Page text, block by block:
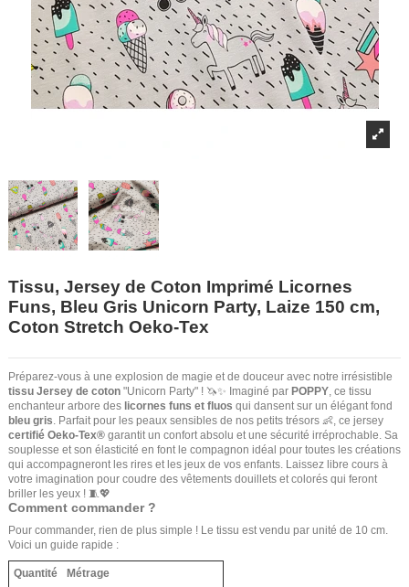
Tissu, Jersey de Coton Imprimé Licornes
Funs, Bleu Gris Unicorn Party, Laize 150 cm,
Coton Stretch Oeko-Tex
Préparez-vous à une explosion de magie et de douceur avec notre irrésistible
tissu Jersey de coton "Unicorn Party" ! 🦄✨ Imaginé par POPPY , ce tissu
enchanteur arbore des licornes funs et fluos qui dansent sur un élégant fond
bleu gris . Parfait pour les peaux sensibles de nos petits trésors 👶, ce jersey
certifié Oeko-Tex® garantit un confort absolu et une sécurité irréprochable. Sa
souplesse et son élasticité en font le compagnon idéal pour toutes les créations
qui accompagneront les rires et les jeux de vos enfants. Laissez libre cours à
votre imagination pour coudre des vêtements douillets et colorés qui feront
briller les yeux ! 🧵💖
Comment commander ?
Pour commander, rien de plus simple ! Le tissu est vendu par unité de 10 cm.
Voici un guide rapide :
Quantité
Métrage